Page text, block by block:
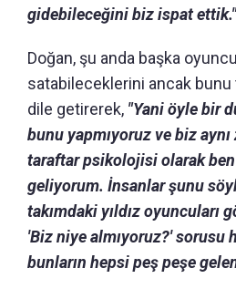
gidebileceğini biz ispat ettik."
Doğan, şu anda başka
satabileceklerini ancak
dile getirerek, "Yani öyle bir
bunu yapmıyoruz ve biz
taraftar psikolojisi olarak
geliyorum. İnsanlar şunu
takımdaki yıldız oyuncuları
'Biz niye almıyoruz?' sorusu
bunların hepsi peş peşe